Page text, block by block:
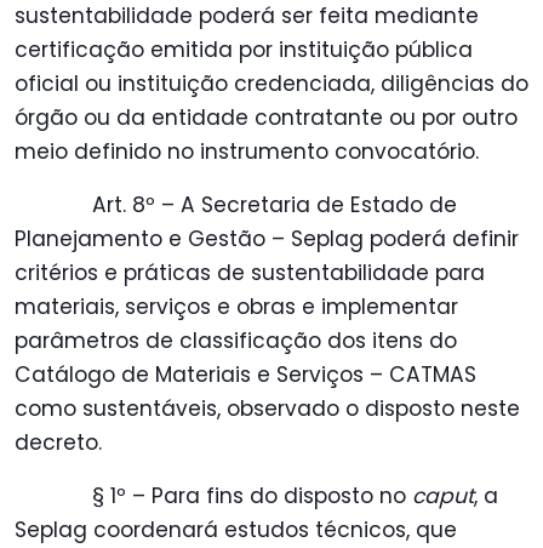
sustentabilidade poderá ser feita mediante
certificação emitida por instituição pública
oficial ou instituição credenciada, diligências do
órgão ou da entidade contratante ou por outro
meio definido no instrumento convocatório.
Art. 8º – A Secretaria de Estado de
Planejamento e Gestão – Seplag poderá definir
critérios e práticas de sustentabilidade para
materiais, serviços e obras e implementar
parâmetros de classificação dos itens do
Catálogo de Materiais e Serviços – CATMAS
como sustentáveis, observado o disposto neste
decreto.
§ 1º – Para fins do disposto no caput, a
Seplag coordenará estudos técnicos, que